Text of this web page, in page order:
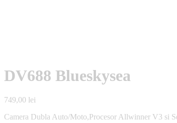
DV688 Blueskysea
749,00 lei
Camera Dubla Auto/Moto,Procesor Allwinner V3 si